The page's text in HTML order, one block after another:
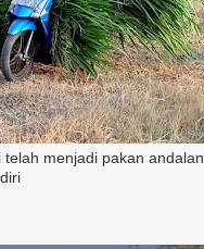
telah menjadi pakan andalan